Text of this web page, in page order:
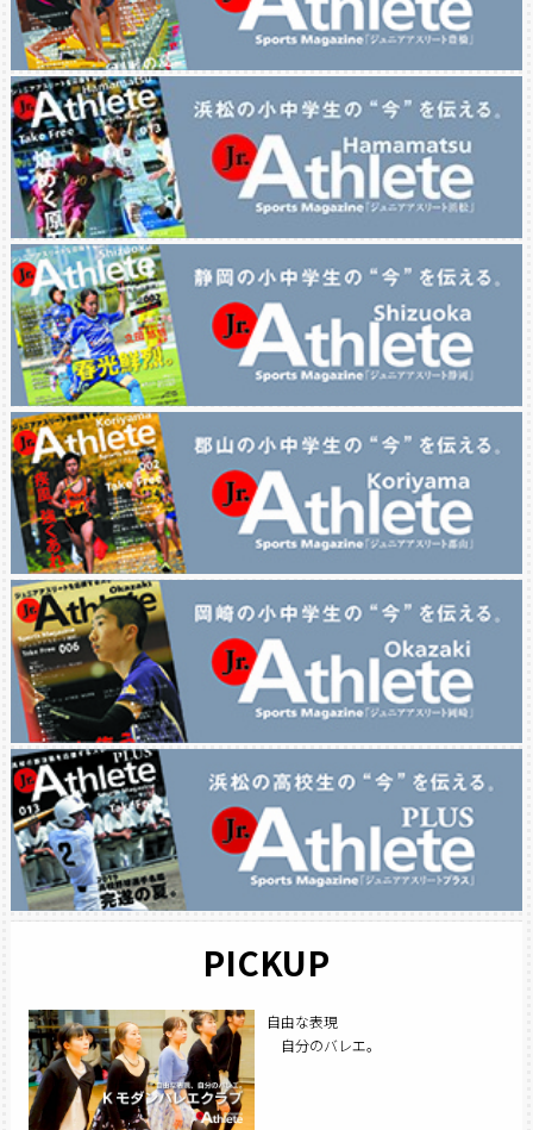
PICKUP
自由な表現
自分のバレエ。